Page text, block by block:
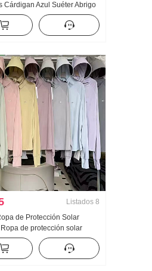
Cárdigan Azul Suéter Abrigo
Otoño Nuevo HOLGAZÁN
de punto Top ins
Listados 8
de Protección Solar
de protección solar
ligera Hielo Seda
Abrigo Holgado Talla
Sudadera con capucha